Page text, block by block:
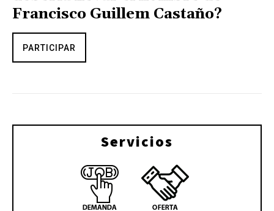
Francisco Guillem Castaño?
PARTICIPAR
Servicios